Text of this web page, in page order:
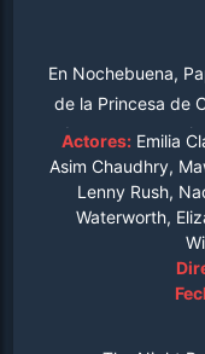
En Nochebuena,
de la Princesa de
de renos parten
son recibidos
Corazones,
Navidad...
ayudado por
Marzo, mostrar a
Navidad y salvar
Actores: Emilia
Asim Chaudhry,
Lenny Rush,
Waterworth,